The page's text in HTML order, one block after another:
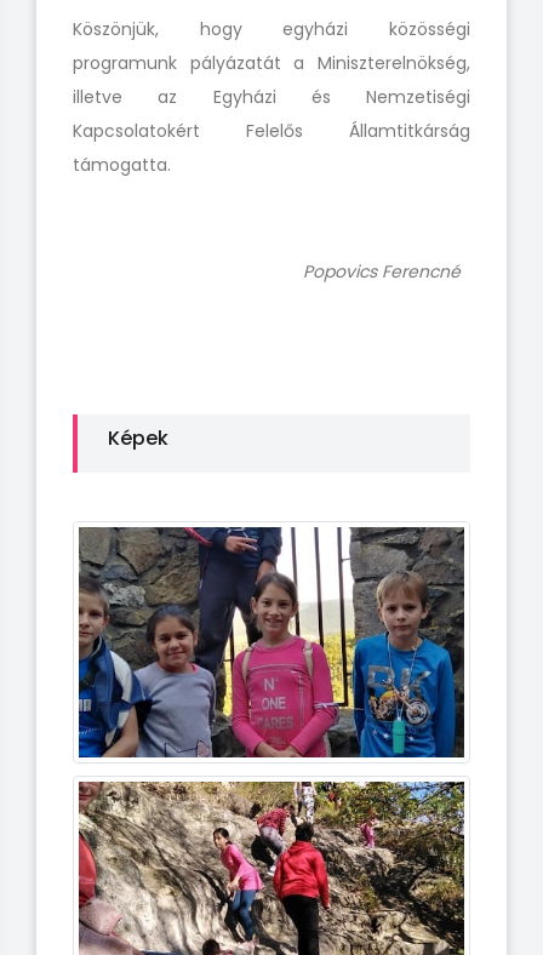
Köszönjük, hogy egyházi közösségi
programunk pályázatát a Miniszterelnökség,
illetve az Egyházi és Nemzetiségi
Kapcsolatokért Felelős Államtitkárság
támogatta.
Popovics Ferencné
Képek